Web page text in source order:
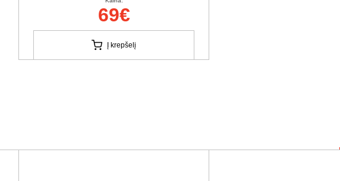
69€
Į krepšelį